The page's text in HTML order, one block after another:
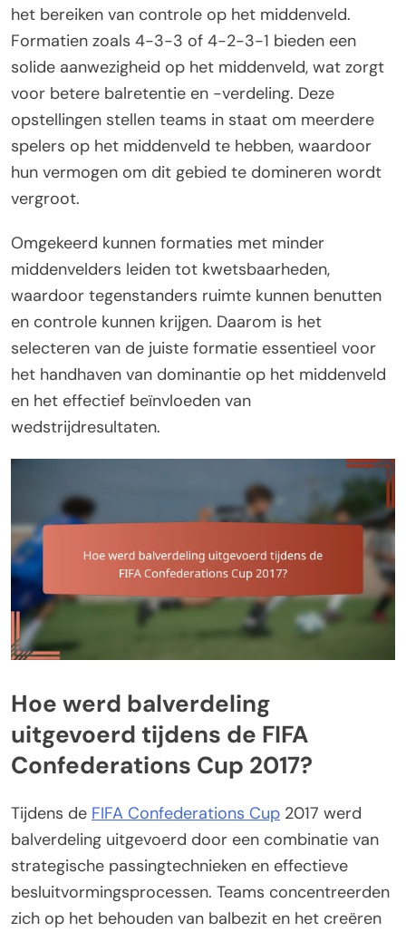
het bereiken van controle op het middenveld.
Formatien zoals 4-3-3 of 4-2-3-1 bieden een
solide aanwezigheid op het middenveld, wat zorgt
voor betere balretentie en -verdeling. Deze
opstellingen stellen teams in staat om meerdere
spelers op het middenveld te hebben, waardoor
hun vermogen om dit gebied te domineren wordt
vergroot.
Omgekeerd kunnen formaties met minder
middenvelders leiden tot kwetsbaarheden,
waardoor tegenstanders ruimte kunnen benutten
en controle kunnen krijgen. Daarom is het
selecteren van de juiste formatie essentieel voor
het handhaven van dominantie op het middenveld
en het effectief beïnvloeden van
wedstrijdresultaten.
Hoe werd balverdeling
uitgevoerd tijdens de FIFA
Confederations Cup 2017?
Tijdens de FIFA Confederations Cup 2017 werd
balverdeling uitgevoerd door een combinatie van
strategische passingtechnieken en effectieve
besluitvormingsprocessen. Teams concentreerden
zich op het behouden van balbezit en het creëren